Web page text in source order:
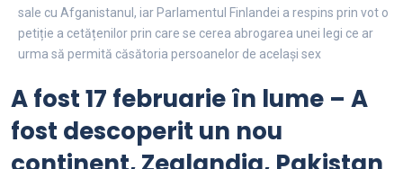
sale cu Afganistanul, iar Parlamentul Finlandei a respins prin vot o
petiție a cetățenilor prin care se cerea abrogarea unei legi ce ar
urma să permită căsătoria persoanelor de același sex
A fost 17 februarie în lume – A
fost descoperit un nou